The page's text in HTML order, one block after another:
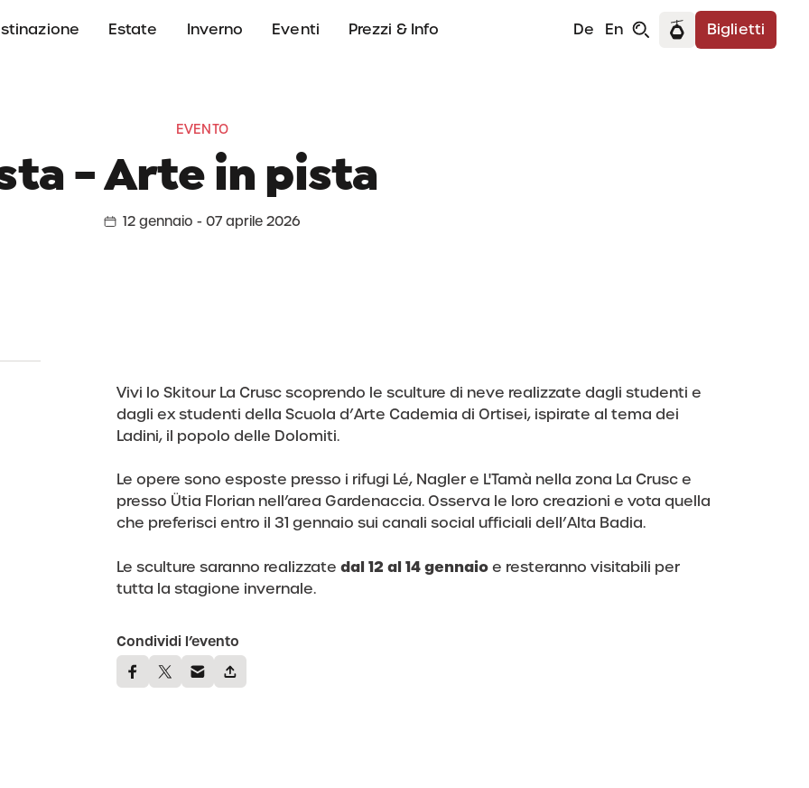
Estate Inverno Eventi Prezzi & Info Biglietti
De En
EVENTO
- Arte in pista
12 gennaio - 07 aprile 2026
Vivi lo Skitour La Crusc scoprendo le sculture di neve realizzate dagli studenti e
dagli ex studenti della Scuola d’Arte Cademia di Ortisei, ispirate al tema dei
Ladini, il popolo delle Dolomiti.
Le opere sono esposte presso i rifugi Lé, Nagler e L'Tamà nella zona La Crusc e
presso Ütia Florian nell’area Gardenaccia. Osserva le loro creazioni e vota quella
che preferisci entro il 31 gennaio sui canali social ufficiali dell’Alta Badia.
Le sculture saranno realizzate dal 12 al 14 gennaioe resteranno visitabili per
tutta la stagione invernale.
Condividi l’evento